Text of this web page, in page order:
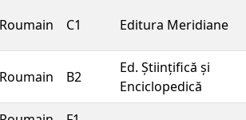
Roumain C1 Editura Meridiane
Roumain B2
Ed. Științifică și
Enciclopedică